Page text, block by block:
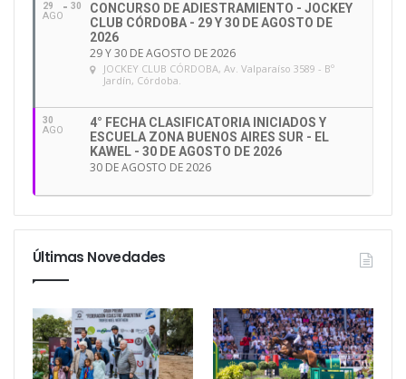
29
AGO
30
CONCURSO DE ADIESTRAMIENTO - JOCKEY
CLUB CÓRDOBA - 29 Y 30 DE AGOSTO DE
2026
29 Y 30 DE AGOSTO DE 2026
JOCKEY CLUB CÓRDOBA, Av. Valparaíso 3589 - Bº
Jardín, Córdoba.
30
AGO
4° FECHA CLASIFICATORIA INICIADOS Y
ESCUELA ZONA BUENOS AIRES SUR - EL
KAWEL - 30 DE AGOSTO DE 2026
30 DE AGOSTO DE 2026
Últimas Novedades